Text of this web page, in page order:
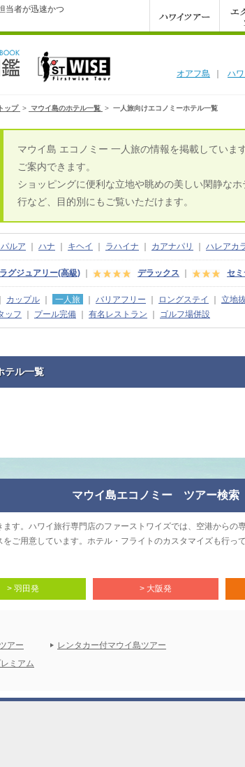
当者が迅速かつ
オアフ島 ハ
ップ > マウイ島のホテル一覧 > 一人旅向けエコノミーホテル一覧
マウイ島 エコノミー 一人旅の情報を掲載していま
ご案内できます。
ショッピングに便利な立地や眺めの美しい閑静な
行など、目的別にもご覧いただけます。
ルア ハナ キヘイ ラハイナ カアナパリ ハレアカ
ラグジュアリー(高級) デラックス セ
カップル 一人旅 バリアフリー ロングステイ 立地
ッフ
プール完備 有名レストラン ゴルフ場併設
テル一覧
マウイ島エコノミー ツアー検索
す。ハワイ旅行専門店のファーストワイズでは、空港からの
ご用意しています。ホテル・フライトのカスタマイズも行っ
> 羽田発 > 大阪発
アー レンタカー付マウイ島ツアー
ミアム